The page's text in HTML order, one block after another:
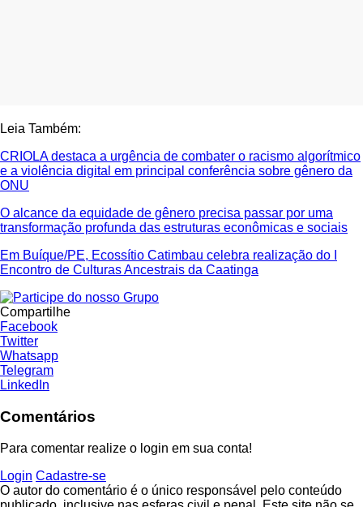
Leia Também:
CRIOLA destaca a urgência de combater o racismo algorítmico
e a violência digital em principal conferência sobre gênero da
ONU
O alcance da equidade de gênero precisa passar por uma
transformação profunda das estruturas econômicas e sociais
Em Buíque/PE, Ecossítio Catimbau celebra realização do I
Encontro de Culturas Ancestrais da Caatinga
Compartilhe
Facebook
Twitter
Whatsapp
Telegram
LinkedIn
Comentários
Para comentar realize o login em sua conta!
Login Cadastre-se
O autor do comentário é o único responsável pelo conteúdo